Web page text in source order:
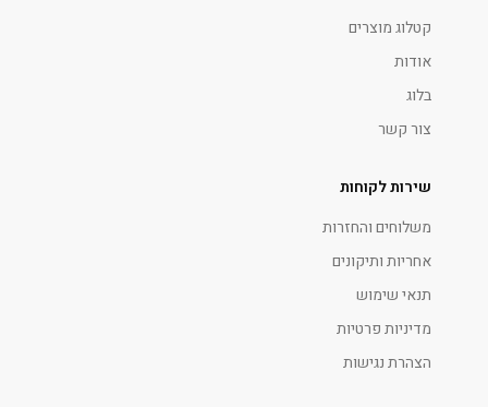
קטלוג מוצרים
אודות
בלוג
צור קשר
שירות לקוחות
משלוחים והחזרות
אחריות ותיקונים
תנאי שימוש
מדיניות פרטיות
הצהרת נגישות